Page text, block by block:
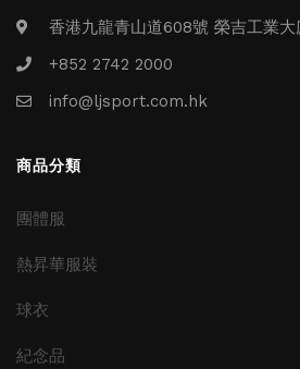
香港九龍青山道608號 榮吉工業
+852 2742 2000
info@ljsport.com.hk
商品分類
團體服
熱昇華服裝
球衣
紀念品